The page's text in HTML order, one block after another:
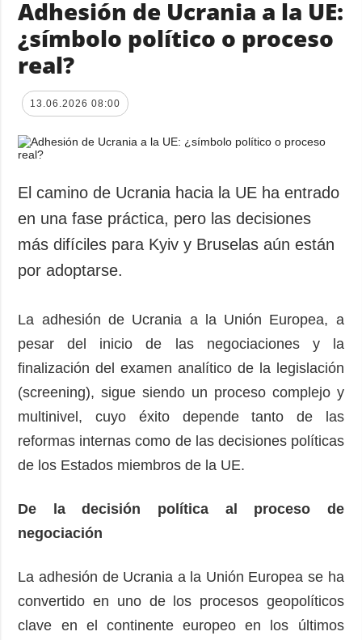
Adhesión de Ucrania a la UE:
¿símbolo político o proceso
real?
13.06.2026 08:00
El camino de Ucrania hacia la UE ha entrado
en una fase práctica, pero las decisiones
más difíciles para Kyiv y Bruselas aún están
por adoptarse.
La adhesión de Ucrania a la Unión Europea, a
pesar del inicio de las negociaciones y la
finalización del examen analítico de la legislación
(screening), sigue siendo un proceso complejo y
multinivel, cuyo éxito depende tanto de las
reformas internas como de las decisiones políticas
de los Estados miembros de la UE.
De la decisión política al proceso de
negociación
La adhesión de Ucrania a la Unión Europea se ha
convertido en uno de los procesos geopolíticos
clave en el continente europeo en los últimos